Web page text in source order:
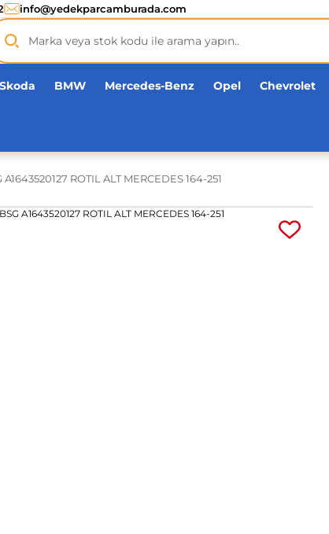
TL ve üzerikargo ücretsiz!
ürünadeti!
info@yedekparcamburada.com
Skoda BMW Mercedes-Benz Opel Chevrolet
A1643520127 ROTIL ALT MERCEDES 164-251